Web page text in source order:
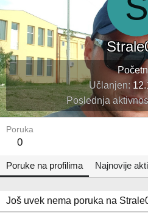
Učlanjen
Poslednja
Poruka
0
Poruke na profilima Najnovije
Još uvek nema poruka na